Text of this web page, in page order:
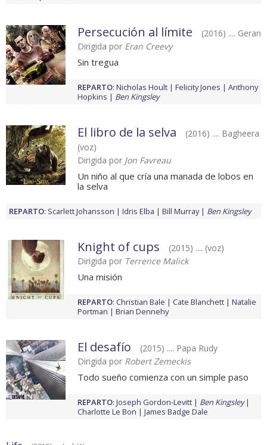
Persecución al límite
(2016) .... Geran
Dirigida por Eran Creevy
Sin tregua
REPARTO: Nicholas Hoult Felicity Jones
Anthony
Hopkins
Ben Kingsley
El libro de la selva
(2016) .... Bagheera
(voz)
Dirigida por Jon Favreau
Un niño al que cría una manada de lobos en
la selva
REPARTO: Scarlett Johansson Idris Elba Bill Murray Ben Kingsley
Knight of cups
(2015) .... (voz)
Dirigida por Terrence Malick
Una misión
REPARTO: Christian Bale Cate Blanchett
Natalie
Portman
Brian Dennehy
El desafío
(2015) .... Papa Rudy
Dirigida por Robert Zemeckis
Todo sueño comienza con un simple paso
REPARTO: Joseph Gordon-Levitt
Ben Kingsley
Charlotte Le Bon
James Badge Dale